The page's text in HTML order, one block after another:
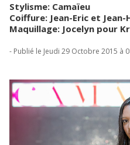
Stylisme: Camaïeu
Coiffure: Jean-Eric et
Maquillage: Jocelyn pour
- Publié le Jeudi 29 Octobre 2015 à